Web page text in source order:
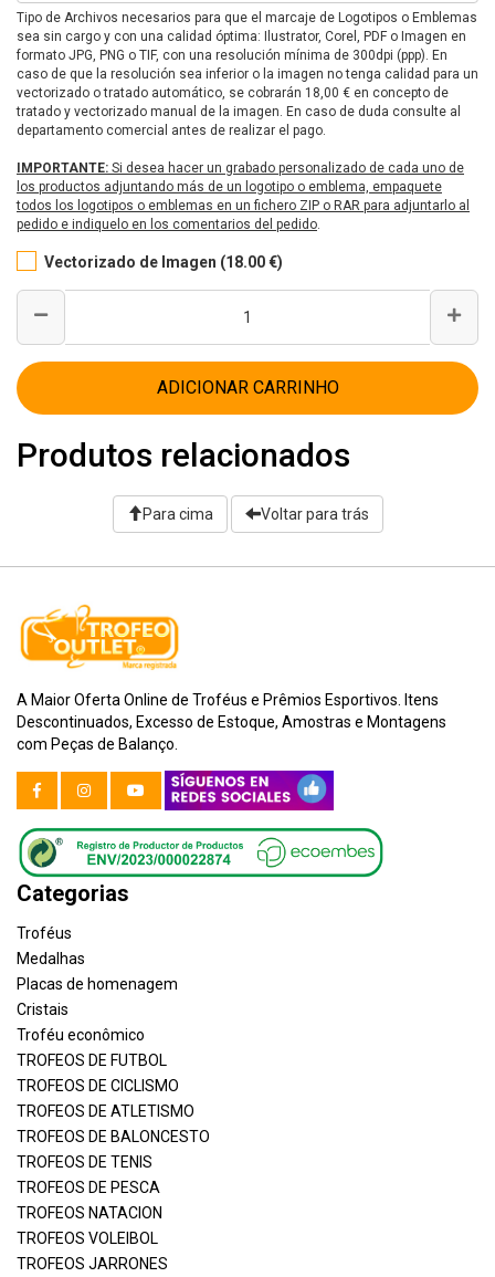
Tipo de Archivos necesarios para que el marcaje de Logotipos o Emblemas
sea sin cargo y con una calidad óptima: Ilustrator, Corel, PDF o Imagen en
formato JPG, PNG o TIF, con una resolución mínima de 300dpi (ppp). En
caso de que la resolución sea inferior o la imagen no tenga calidad para un
vectorizado o tratado automático, se cobrarán 18,00 € en concepto de
tratado y vectorizado manual de la imagen. En caso de duda consulte al
departamento comercial antes de realizar el pago.
IMPORTANTE: Si desea hacer un grabado personalizado de cada uno de
los productos adjuntando más de un logotipo o emblema, empaquete
todos los logotipos o emblemas en un fichero ZIP o RAR para adjuntarlo al
pedido e indiquelo en los comentarios del pedido.
Vectorizado de Imagen (18.00 €)
ADICIONAR CARRINHO
Produtos relacionados
Para cima Voltar para trás
A Maior Oferta Online de Troféus e Prêmios Esportivos. Itens
Descontinuados, Excesso de Estoque, Amostras e Montagens
com Peças de Balanço.
Categorias
Troféus
Medalhas
Placas de homenagem
Cristais
Troféu econômico
TROFEOS DE FUTBOL
TROFEOS DE CICLISMO
TROFEOS DE ATLETISMO
TROFEOS DE BALONCESTO
TROFEOS DE TENIS
TROFEOS DE PESCA
TROFEOS NATACION
TROFEOS VOLEIBOL
TROFEOS JARRONES